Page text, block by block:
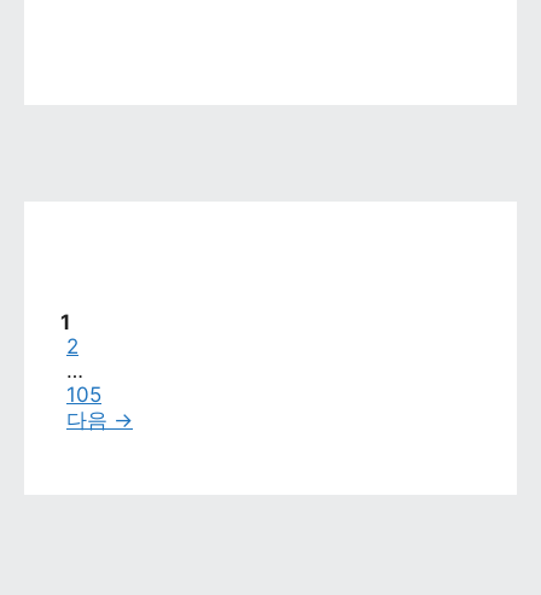
페이지
1
페이지
2
…
페이지
105
다음 →